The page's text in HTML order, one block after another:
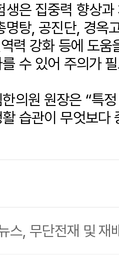
생은 집중력 향상
명탕, 공진단, 경옥
력 강화 등에 도
수 있어 주의가
의원 원장은 “특
습관이 무엇보다
스, 무단전재 및 재